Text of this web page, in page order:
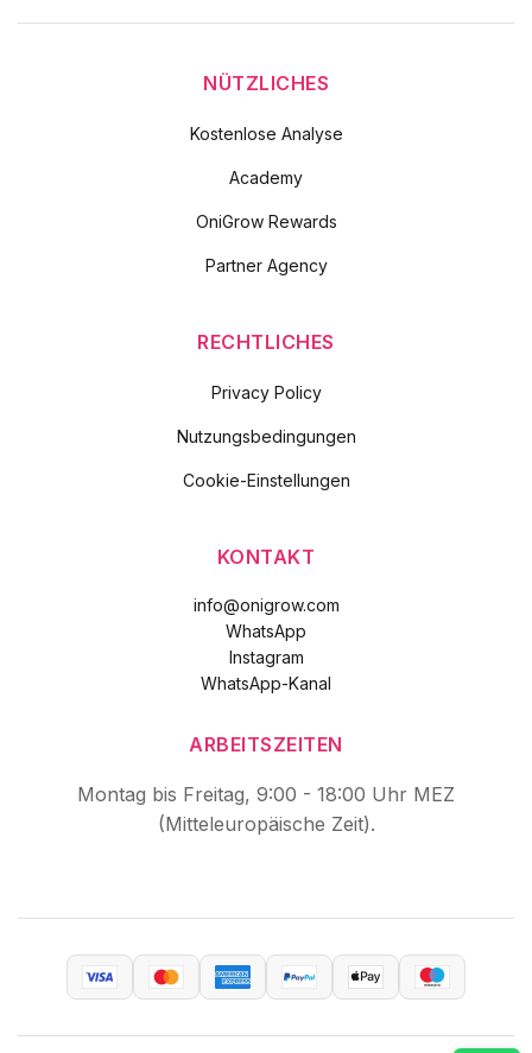
NÜTZLICHES
Kostenlose Analyse
Academy
OniGrow Rewards
Partner Agency
RECHTLICHES
Privacy Policy
Nutzungsbedingungen
Cookie-Einstellungen
KONTAKT
info@onigrow.com
WhatsApp
Instagram
WhatsApp-Kanal
ARBEITSZEITEN
Montag bis Freitag, 9:00 - 18:00 Uhr MEZ
(Mitteleuropäische Zeit).